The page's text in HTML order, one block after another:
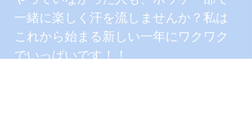
一緒に楽しく汗を流しませんか？私は
これから始まる新しい一年にワクワク
でいっぱいです！！